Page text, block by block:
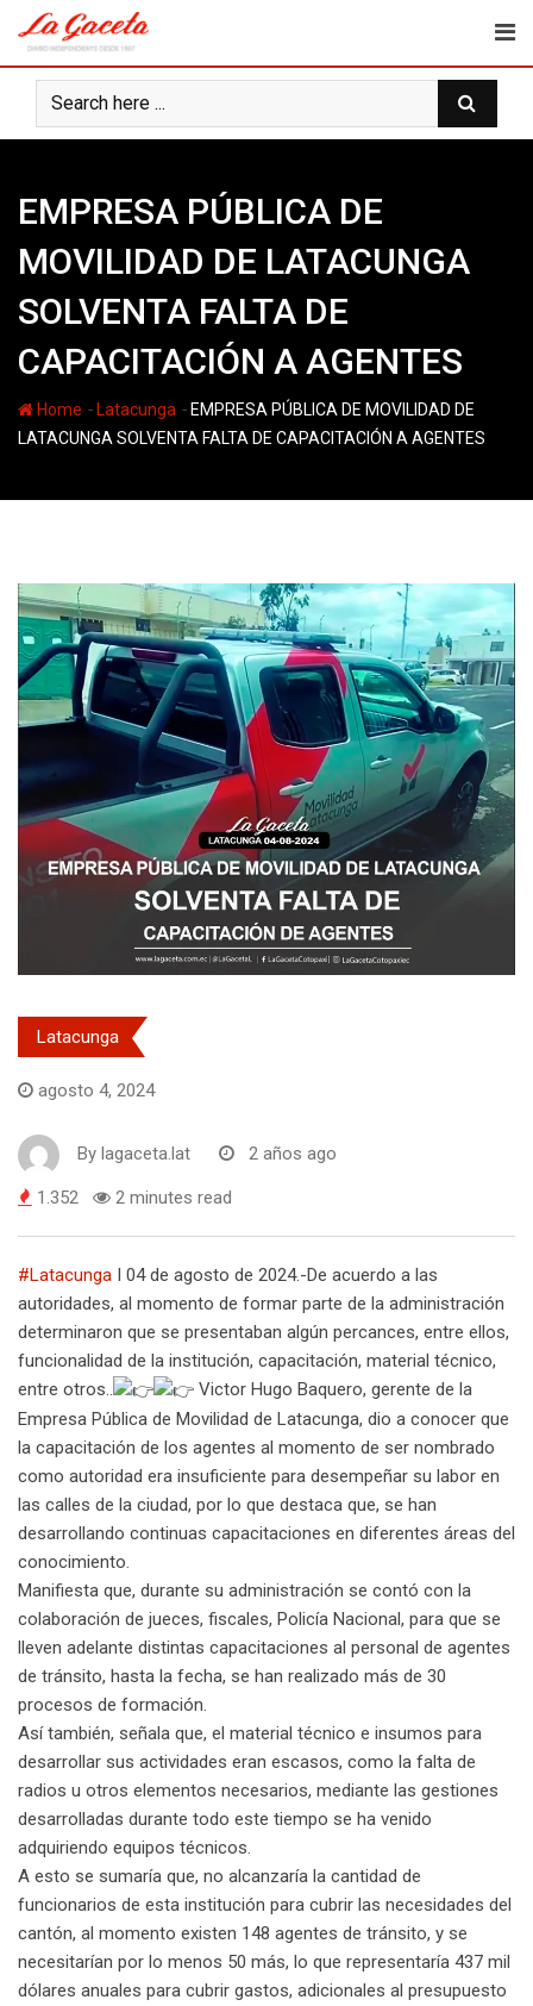
content
EMPRESA PÚBLICA DE
MOVILIDAD DE LATACUNGA
SOLVENTA FALTA DE
CAPACITACIÓN A AGENTES
Home - Latacunga - EMPRESA PÚBLICA DE MOVILIDAD DE
LATACUNGA SOLVENTA FALTA DE CAPACITACIÓN A AGENTES
Latacunga
agosto 4, 2024
By lagaceta.lat 2 años ago
1.352 2 minutes read
#Latacunga I 04 de agosto de 2024.-De acuerdo a las
autoridades, al momento de formar parte de la administración
determinaron que se presentaban algún percances, entre ellos,
funcionalidad de la institución, capacitación, material técnico,
entre otros..
Victor Hugo Baquero, gerente de la
Empresa Pública de Movilidad de Latacunga, dio a conocer que
la capacitación de los agentes al momento de ser nombrado
como autoridad era insuficiente para desempeñar su labor en
las calles de la ciudad, por lo que destaca que, se han
desarrollando continuas capacitaciones en diferentes áreas del
conocimiento.
Manifiesta que, durante su administración se contó con la
colaboración de jueces, fiscales, Policía Nacional, para que se
lleven adelante distintas capacitaciones al personal de agentes
de tránsito, hasta la fecha, se han realizado más de 30
procesos de formación.
Así también, señala que, el material técnico e insumos para
desarrollar sus actividades eran escasos, como la falta de
radios u otros elementos necesarios, mediante las gestiones
desarrolladas durante todo este tiempo se ha venido
adquiriendo equipos técnicos.
A esto se sumaría que, no alcanzaría la cantidad de
funcionarios de esta institución para cubrir las necesidades del
cantón, al momento existen 148 agentes de tránsito, y se
necesitarían por lo menos 50 más, lo que representaría 437 mil
dólares anuales para cubrir gastos, adicionales al presupuesto